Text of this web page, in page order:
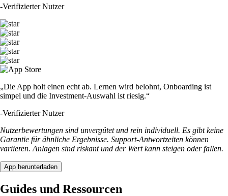
-Verifizierter Nutzer
„Die App holt einen echt ab. Lernen wird belohnt, Onboarding ist
simpel und die Investment-Auswahl ist riesig.“
-Verifizierter Nutzer
Nutzerbewertungen sind unvergütet und rein individuell. Es gibt keine
Garantie für ähnliche Ergebnisse. Support-Antwortzeiten können
variieren. Anlagen sind riskant und der Wert kann steigen oder fallen.
App herunterladen
Guides und Ressourcen